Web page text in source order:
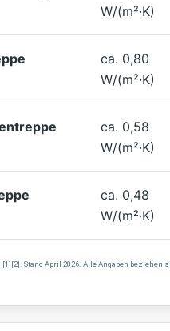
W/(m²·K)
ca. 0,80
W/(m²·K)
ca. 0,58
W/(m²·K)
ca. 0,48
W/(m²·K)
Stand April 2026. Alle Angaben